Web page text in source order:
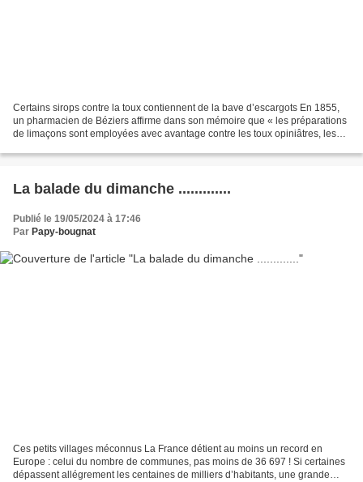
Certains sirops contre la toux contiennent de la bave d’escargots En 1855,
un pharmacien de Béziers affirme dans son mémoire que « les préparations
de limaçons sont employées avec avantage contre les toux opiniâtres, les
La balade du dimanche .............
Publié le 19/05/2024 à 17:46
Par Papy-bougnat
Ces petits villages méconnus La France détient au moins un record en
Europe : celui du nombre de communes, pas moins de 36 697 ! Si certaines
dépassent allégrement les centaines de milliers d’habitants, une grande